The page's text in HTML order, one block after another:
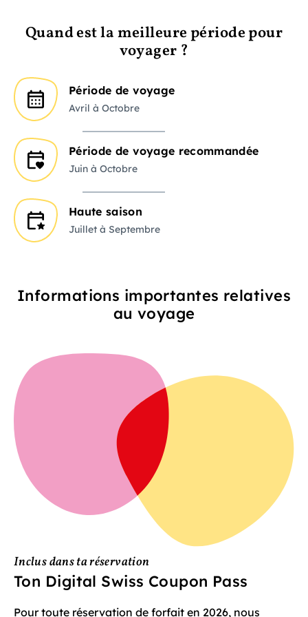
Quand est la meilleure période pour
voyager ?
Période de voyage
Avril à Octobre
Période de voyage recommandée
Juin à Octobre
Haute saison
Juillet à Septembre
Informations importantes relatives
au voyage
Inclus dans ta réservation
Ton Digital Swiss Coupon Pass
Pour toute réservation de forfait en 2026, nous